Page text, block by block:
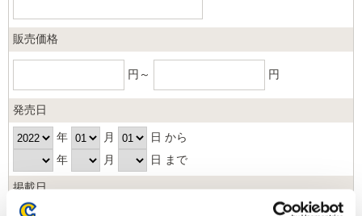
販売価格
円～ 円
発売日
年 月
日 から
年
月 日 まで
掲載日